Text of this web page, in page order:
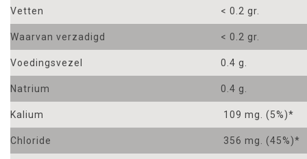
Vetten < 0.2 gr.
Waarvan verzadigd < 0.2 gr.
Voedingsvezel 0.4 g.
Natrium 0.4 g.
Kalium 109 mg. (5%)*
Chloride 356 mg. (45%)*